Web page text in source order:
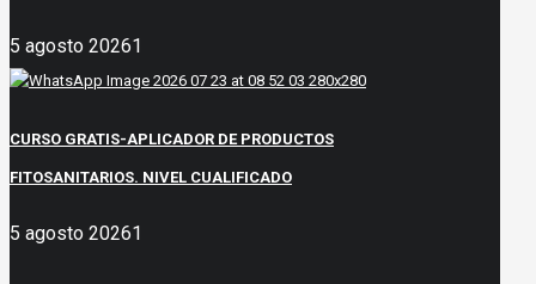
5 agosto 20261
CURSO GRATIS-APLICADOR DE PRODUCTOS
FITOSANITARIOS. NIVEL CUALIFICADO
5 agosto 20261